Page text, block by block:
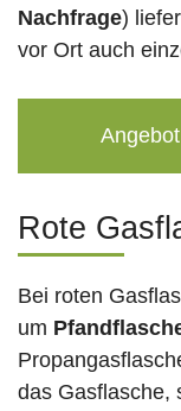
Nachfrage)
vor Ort auch
Rote
Bei roten
um
das Gasflasche,